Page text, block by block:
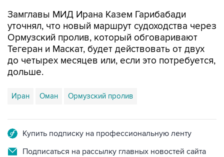
Замглавы МИД Ирана Казем Гарибабади
уточнял, что новый маршрут судоходства через
Ормузский пролив, который обговаривают
Тегеран и Маскат, будет действовать от двух
до четырех месяцев или, если это потребуется,
дольше.
Иран Оман Ормузский пролив
Купить подписку на профессиональную ленту
Подписаться на рассылку главных новостей сайта